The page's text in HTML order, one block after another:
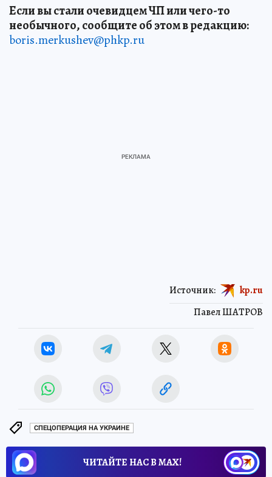
Если вы стали очевидцем ЧП или чего-то
необычного, сообщите об этом в редакцию:
boris.merkushev@phkp.ru
Павел ШАТРОВ
Источник: kp.ru
СПЕЦОПЕРАЦИЯ НА УКРАИНЕ
ЧИТАЙТЕ НАС В МАХ!